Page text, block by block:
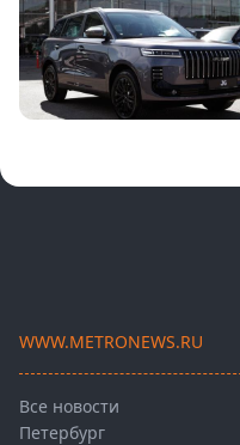
WWW.METRONEWS.RU
Все новости
Петербург